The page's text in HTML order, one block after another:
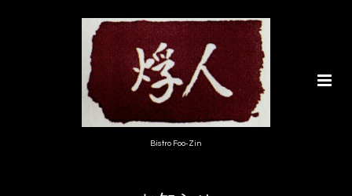
Bistro Foo-Zin